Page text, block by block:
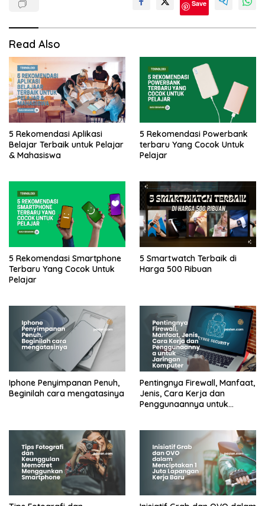
Save
Read Also
5 Rekomendasi Aplikasi
Belajar Terbaik untuk Pelajar
& Mahasiswa
5 Rekomendasi Powerbank
terbaru Yang Cocok Untuk
Pelajar
5 Rekomendasi Smartphone
Terbaru Yang Cocok Untuk
Pelajar
5 Smartwatch Terbaik di
Harga 500 Ribuan
Iphone Penyimpanan Penuh,
Beginilah cara mengatasinya
Pentingnya Firewall, Manfaat,
Jenis, Cara Kerja dan
Penggunaannya untuk